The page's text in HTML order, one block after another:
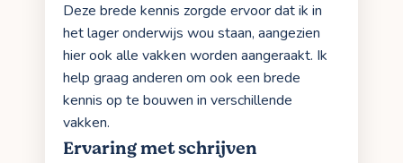
Deze brede kennis zorgde ervoor dat ik in
het lager onderwijs wou staan, aangezien
hier ook alle vakken worden aangeraakt. Ik
help graag anderen om ook een brede
kennis op te bouwen in verschillende
vakken.
Ervaring met schrijven